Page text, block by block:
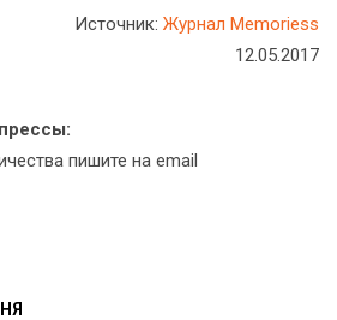
Источник: Журнал Memoriess
12.05.2017
пишите на email